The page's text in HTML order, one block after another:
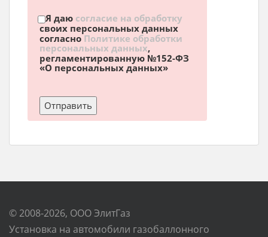
Я даю согласие на обработку
своих персональных данных
согласно Политике обработки
персональных данных,
регламентированную №152-ФЗ
«О персональных данных»
© 2008-2026, ООО ЭлитГаз
Установка на автомобили газобаллонного